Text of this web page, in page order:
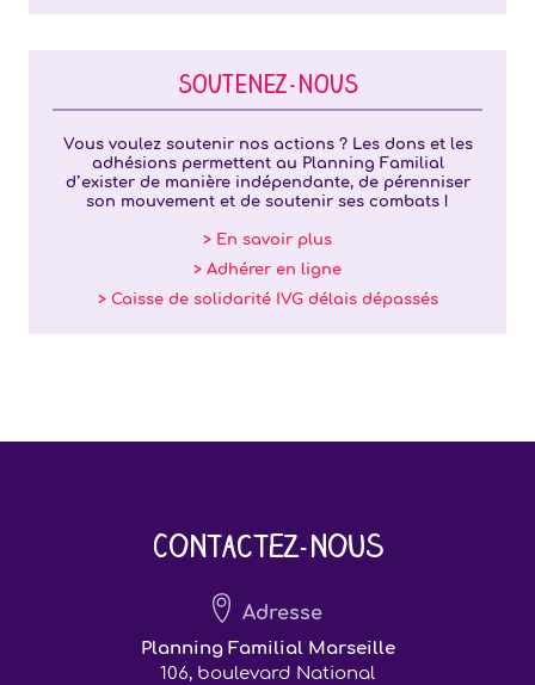
SOUTENEZ-NOUS
Vous voulez soutenir nos actions ? Les dons et les
adhésions permettent au Planning Familial
d’exister de manière indépendante, de pérenniser
son mouvement et de soutenir ses combats !
> En savoir plus
> Adhérer en ligne
> Caisse de solidarité IVG délais dépassés
Contactez-nous
Adresse
Planning Familial Marseille
106, boulevard National